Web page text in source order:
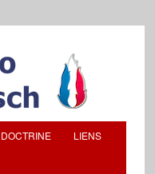
DOCTRINE LIENS